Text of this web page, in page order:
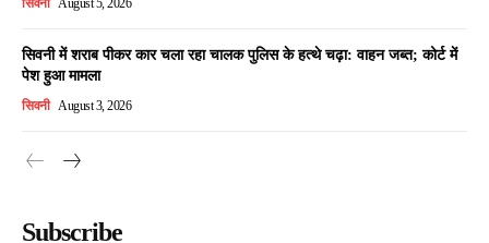
सिवनी August 5, 2026
सिवनी में शराब पीकर कार चला रहा चालक पुलिस के हत्थे चढ़ा: वाहन जब्त; कोर्ट में
पेश हुआ मामला
सिवनी August 3, 2026
Subscribe